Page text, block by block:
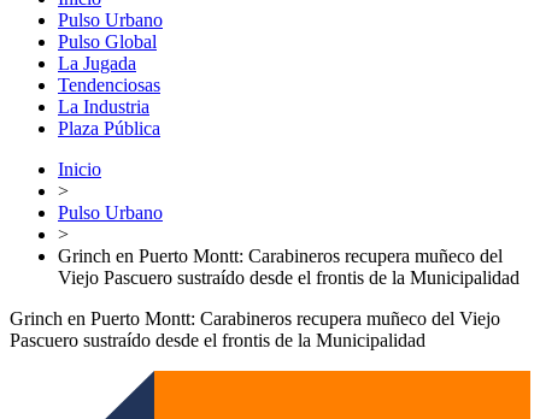
Pulso Urbano
Pulso Global
La Jugada
Tendenciosas
La Industria
Plaza Pública
Inicio
>
Pulso Urbano
>
Grinch en Puerto Montt: Carabineros recupera muñeco del
Viejo Pascuero sustraído desde el frontis de la Municipalidad
Grinch en Puerto Montt: Carabineros recupera muñeco del Viejo
Pascuero sustraído desde el frontis de la Municipalidad